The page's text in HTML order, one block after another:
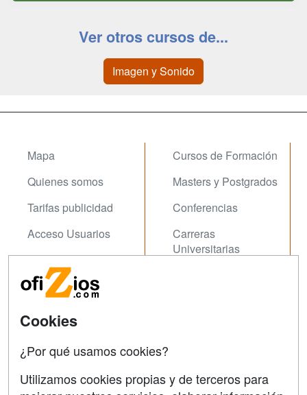
Ver otros cursos de...
Imagen y Sonido
Mapa
Quienes somos
Tarifas publicidad
Acceso Usuarios
Acceso Centros
Cursos de Formación
Masters y Postgrados
Conferencias
Carreras
Universitarias
Contactar
Cookies
¿Por qué usamos cookies?
Utilizamos cookies propias y de terceros para